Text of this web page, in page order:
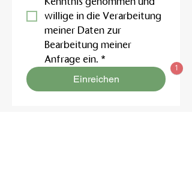
willige in die Verarbeitung
meiner Daten zur
Bearbeitung meiner
Anfrage ein. *
Einreichen
1